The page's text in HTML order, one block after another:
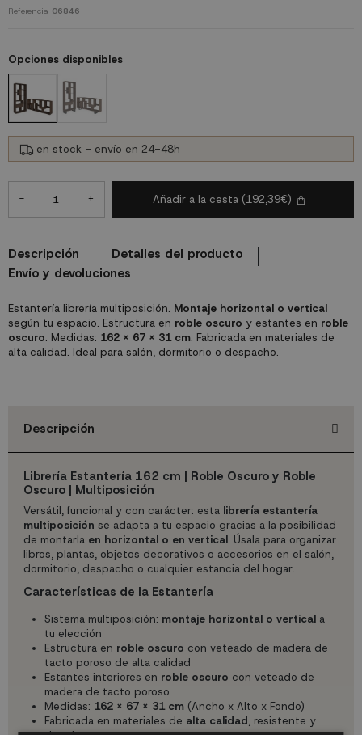
Referencia 06846
Estantería librería multiposición. Montaje horizontal o vertical
según tu espacio. Estructura en roble oscuro y estantes en roble
oscuro. Medidas: 162 x 67 x 31 cm. Fabricada en materiales de
alta calidad. Ideal para salón, dormitorio o despacho.
Opciones disponibles
en stock - envío en 24-48h
- + Añadir a la cesta (192,39€)
Descripción
Detalles del producto
Envío y devoluciones
Descripción
Librería Estantería 162 cm | Roble Oscuro y Roble
Oscuro | Multiposición
Versátil, funcional y con carácter: esta librería estantería
multiposición se adapta a tu espacio gracias a la posibilidad
de montarla en horizontal o en vertical. Úsala para organizar
libros, plantas, objetos decorativos o accesorios en el salón,
dormitorio, despacho o cualquier estancia del hogar.
Características de la Estantería
Sistema multiposición: montaje horizontal o vertical a
tu elección
Estructura en roble oscuro con veteado de madera de
tacto poroso de alta calidad
Estantes interiores en roble oscuro con veteado de
madera de tacto poroso
Medidas: 162 x 67 x 31 cm (Ancho x Alto x Fondo)
Fabricada en materiales de alta calidad, resistente y